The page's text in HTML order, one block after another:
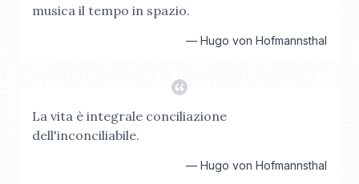
musica il tempo in spazio.
— Hugo von Hofmannsthal
La vita è integrale conciliazione
dell'inconciliabile.
— Hugo von Hofmannsthal